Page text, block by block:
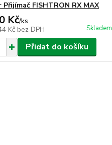
Přijímač FISHTRON RX MAX
Kč/ks
Kč bez DPH Skladem
Přidat do košíku